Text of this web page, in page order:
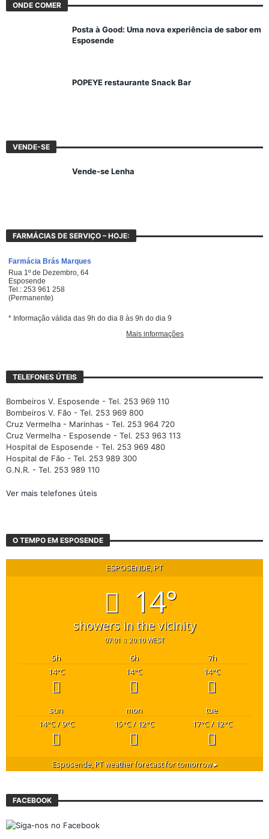
ONDE COMER
Posta à Good: Uma nova experiência de sabor em
Esposende
POPEYE restaurante Snack Bar
VENDE-SE
Vende-se Lenha
FARMÁCIAS DE SERVIÇO – HOJE:
TELEFONES ÚTEIS
Bombeiros V. Esposende - Tel. 253 969 110
Bombeiros V. Fão - Tel. 253 969 800
Cruz Vermelha - Marinhas - Tel. 253 964 720
Cruz Vermelha - Esposende - Tel. 253 963 113
Hospital de Esposende - Tel. 253 969 480
Hospital de Fão - Tel. 253 989 300
G.N.R. - Tel. 253 989 110
Ver mais telefones úteis
O TEMPO EM ESPOSENDE
ESPOSENDE, PT
14°
showers in the vicinity
07:01 20:10 WEST
5h 6h 7h
14°C 14°C 14°C
sun mon
tue
14°C/ 9°C 15°C/ 12°C 17°C/ 12°C
Esposende, PTweather forecast for tomorrow ▸
FACEBOOK